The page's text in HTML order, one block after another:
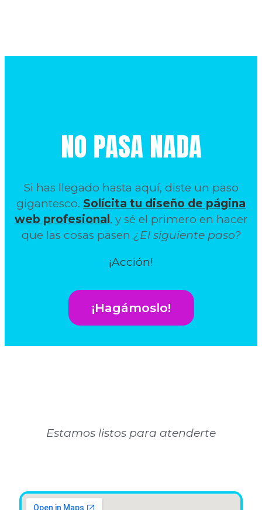
NO PASA NADA
Si has llegado hasta aquí, diste un paso
gigantesco. Solícita tu diseño de página
web profesional , y sé el primero en hacer
que las cosas pasen ¿El siguiente paso?
¡Acción!
¡Hagámoslo!
Estamos listos para atenderte